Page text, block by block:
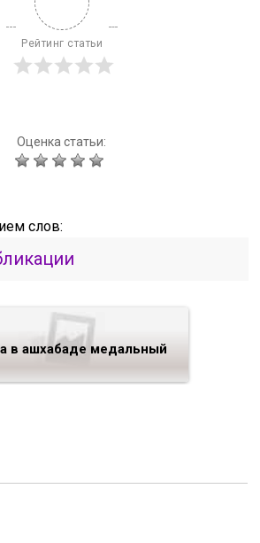
Рейтинг статьи
Оценка статьи:
слов:
в ашхабаде медальный